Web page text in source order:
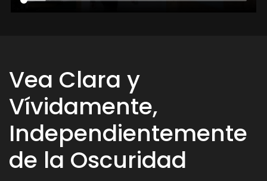
Vea Clara y
Vívidamente,
Independientemente
de la Oscuridad